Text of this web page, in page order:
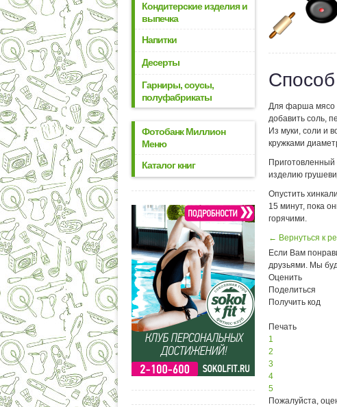
Кондитерские изделия и
выпечка
Напитки
Десерты
Гарниры, соусы,
полуфабрикаты
Фотобанк Миллион
Меню
Каталог книг
Способ
Для фарша мясо
добавить соль,
Из муки, соли и
кружками
изделию
Опустить
15 минут, пока
горячими.
← Вернуться к
Если Вам
друзьями. Мы
Оценить
Поделиться
Получить код
Печать
1
2
3
4
5
Пожалуйста,